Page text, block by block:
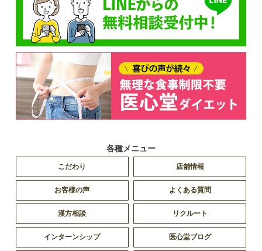
各種メニュー
こだわり 店舗情報
お客様の声 よくある質問
漢方相談 リクルート
インターンシップ 医心堂ブログ